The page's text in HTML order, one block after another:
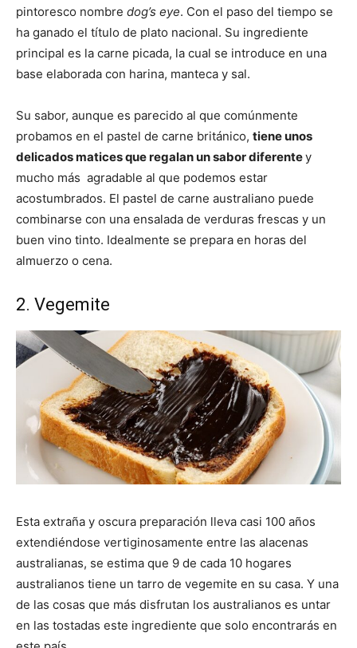
pintoresco nombre dog’s eye. Con el paso del tiempo se
ha ganado el título de plato nacional. Su ingrediente
principal es la carne picada, la cual se introduce en una
base elaborada con harina, manteca y sal.
Su sabor, aunque es parecido al que comúnmente
probamos en el pastel de carne británico, tiene unos
delicados matices que regalan un sabor diferentey
mucho más agradable al que podemos estar
acostumbrados. El pastel de carne australiano puede
combinarse con una ensalada de verduras frescas y un
buen vino tinto. Idealmente se prepara en horas del
almuerzo o cena.
2. Vegemite
Esta extraña y oscura preparación lleva casi 100 años
extendiéndose vertiginosamente entre las alacenas
australianas, se estima que 9 de cada 10 hogares
australianos tiene un tarro de vegemite en su casa. Y una
de las cosas que más disfrutan los australianos es untar
en las tostadas este ingrediente que solo encontrarás en